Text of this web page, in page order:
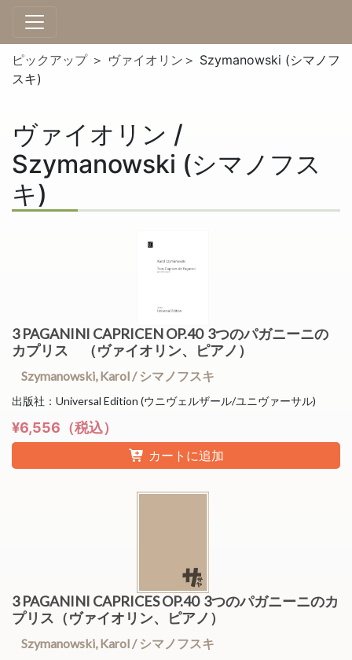
ピックアップ ＞ ヴァイオリン ＞ Szymanowski (シマノフ
スキ)
ヴァイオリン /
Szymanowski (シマノフス
キ)
3 PAGANINI CAPRICEN OP.40 3つのパガニーニの
カプリス （ヴァイオリン、ピアノ）
Szymanowski, Karol / シマノフスキ
出版社：Universal Edition (ウニヴェルザール/ユニヴァーサル)
¥6,556（税込）
カートに追加
3 PAGANINI CAPRICES OP.40 3つのパガニーニのカ
プリス（ヴァイオリン、ピアノ）
Szymanowski, Karol / シマノフスキ